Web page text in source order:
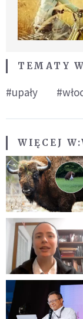
TEMATY
#upały
WIĘCEJ W: